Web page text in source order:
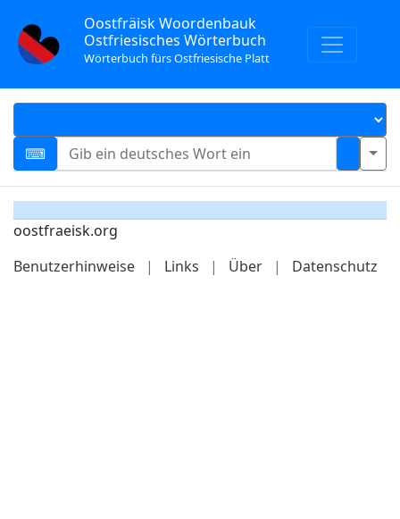
Oostfräisk Woordenbauk
Ostfriesisches Wörterbuch
Wörterbuch fürs Ostfriesische Platt
oostfraeisk.org
Benutzerhinweise
| Links | Über | Datenschutz